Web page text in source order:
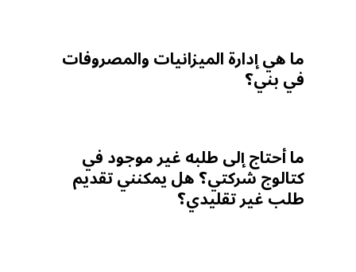
ما هي إدارة الميزانيات والمصروفات
في بني؟
ما أحتاج إلى طلبه غير موجود في
كتالوج شركتي؟ هل يمكنني تقديم
طلب غير تقليدي؟